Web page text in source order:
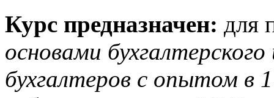
Курс предназначен: для
основами
бухгалтеров с опытом в